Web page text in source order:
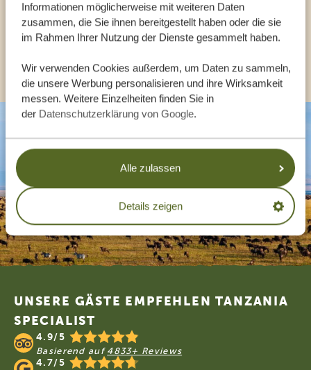
Informationen möglicherweise mit weiteren Daten
zusammen, die Sie ihnen bereitgestellt haben oder die sie
im Rahmen Ihrer Nutzung der Dienste gesammelt haben.
Wir verwenden Cookies außerdem, um Daten zu sammeln,
die unsere Werbung personalisieren und ihre Wirksamkeit
messen. Weitere Einzelheiten finden Sie in
der Datenschutzerklärung von Google.
Alle zulassen
Details zeigen
DE:+494087407061
Footer
UNSERE GÄSTE EMPFEHLEN TANZANIA
SPECIALIST
4.9/5
Basierend auf 4833+ Reviews
4.7/5